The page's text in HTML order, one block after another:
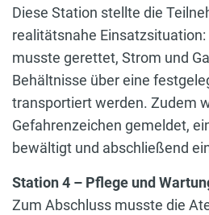
Diese Station stellte die
realitätsnahe Einsatzsituation:
musste gerettet, Strom und
Behältnisse über eine
transportiert werden. Zudem
Gefahrenzeichen gemeldet,
bewältigt und abschließend
Station 4 – Pflege und
Zum Abschluss musste die